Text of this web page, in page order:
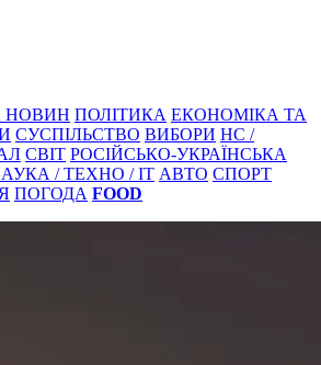
НОВИН ПОЛІТИКА ЕКОНОМІКА ТА
СУСПІЛЬСТВО ВИБОРИ НС /
СВІТ РОСІЙСЬКО-УКРАЇНСЬКА
/ ТЕХНО / IT АВТО СПОРТ
ПОГОДА FOOD